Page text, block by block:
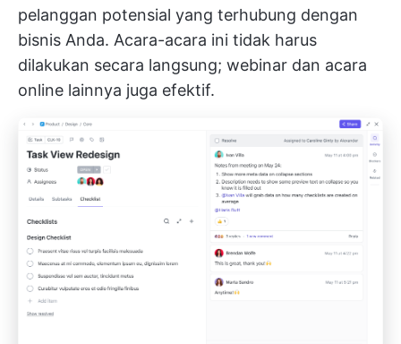
pelanggan potensial yang terhubung dengan
bisnis Anda. Acara-acara ini tidak harus
dilakukan secara langsung; webinar dan acara
online lainnya juga efektif.